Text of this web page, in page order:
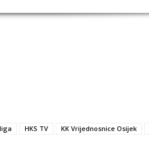
HKS TV KK Vrijednosnice Osijek